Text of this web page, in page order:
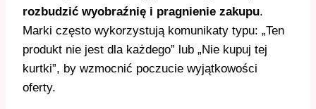
rozbudzić wyobraźnię i pragnienie zakupu.
Marki często wykorzystują komunikaty typu: „Ten
produkt nie jest dla każdego” lub „Nie kupuj tej
kurtki”, by wzmocnić poczucie wyjątkowości
oferty.